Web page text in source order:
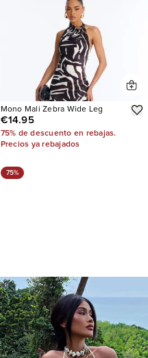
Mono Mali Zebra Wide Leg
€14.95
75% de descuento en rebajas.
Precios ya rebajados
75%